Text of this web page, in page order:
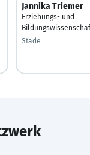
Jannika Triemer
Erziehungs- und
Stade